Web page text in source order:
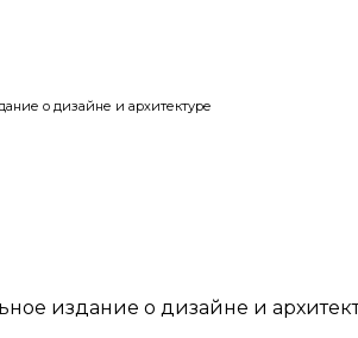
о дизайне и архитектуре
издание о дизайне и